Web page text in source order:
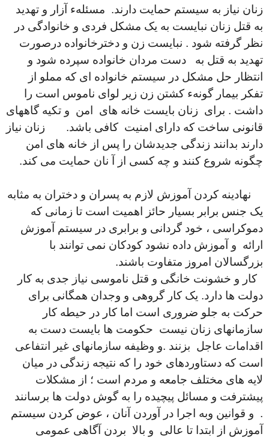
زنان نیاز به سیستم حمایت دارند. مسئلهء آزار و تهدید
به قتل زنان نبایست به یک مشکل فردی و خانوادگی در
نظر گرفته شود . نبایست زن و دخترخانواده درصورت
تهدید به قتل به دست مردان خانواده سپرده شود و
انتظار حل مشکل در سیستم خانواده ای که مملو از
تفکر بیمار گونهء کشتن زن زیر لوای ناموس است را
داشت . برای زنان بایست خانه های امن و تکیه گاههای
قانونی ساخت که دارای امنیت کافی باشد. زنان نیاز
دارند بدانند زندگی جدیدشان را پس از خانه های امن
چگونه شروع کنند و چه کسی از آ نان حمایت می کند.
نهادینه کردن آموزش لازم به پسران و دختران به مثابه
یک جنس برابر بسیار حائز اهمیت است تا زمانی که
دموکراسی ، خود گردانی و برابری در سیستم آموزش
ارائه و آموزش داده نشود کودکان نمی توانند با
بزرگسالان امروز متفاوت باشند.
کار و خشونت خانگی و قتل ناموسی نیاز جدی به کار
دولت ها دارد. یک کار گروهی و وجدان همگانی برای
حرکت به جلو ضروری است اما کار در حیطه کار
سازمانهای زنان نیست حکومت ها بایست دست به
اقدامات عاجل بزنند .و وظیفه سازمانهای غیر انتفاعی
است که دستاوردهای خود را که نتیجه زندگی در میان
لایه های مختلف جامعه و مردم است ؛ از مشکلات
پیشترفت و مسائل پیچیده را به گوش دولت ها برسانند
. و قوانین وبه اجرا در آوردن آنان ، عوض کردن سیستم
آموزش از ابتدا تا عالی و بالا بردن آگاهی عمومی